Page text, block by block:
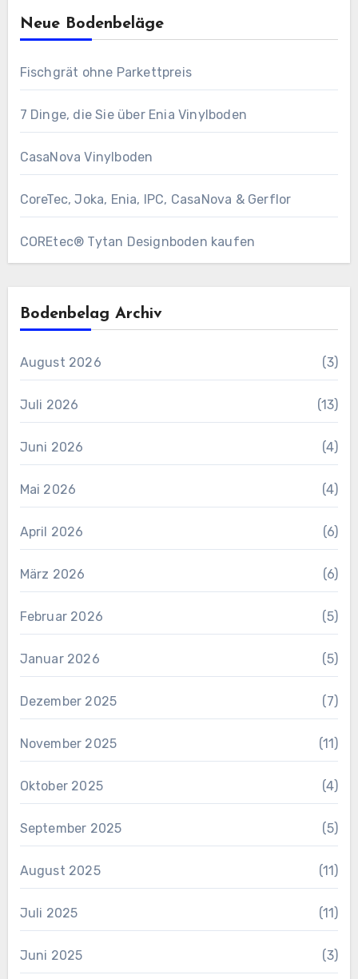
Neue Bodenbeläge
Fischgrät ohne Parkettpreis
7 Dinge, die Sie über Enia Vinylboden
CasaNova Vinylboden
CoreTec, Joka, Enia, IPC, CasaNova & Gerflor
COREtec® Tytan Designboden kaufen
Bodenbelag Archiv
August 2026 (3)
Juli 2026 (13)
Juni 2026 (4)
Mai 2026 (4)
April 2026 (6)
März 2026 (6)
Februar 2026 (5)
Januar 2026 (5)
Dezember 2025 (7)
November 2025 (11)
Oktober 2025 (4)
September 2025 (5)
August 2025 (11)
Juli 2025 (11)
Juni 2025 (3)